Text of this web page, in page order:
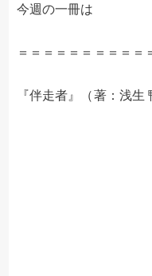
今週の一冊は
＝＝＝＝＝＝＝＝＝＝
『伴走者』（著：浅生